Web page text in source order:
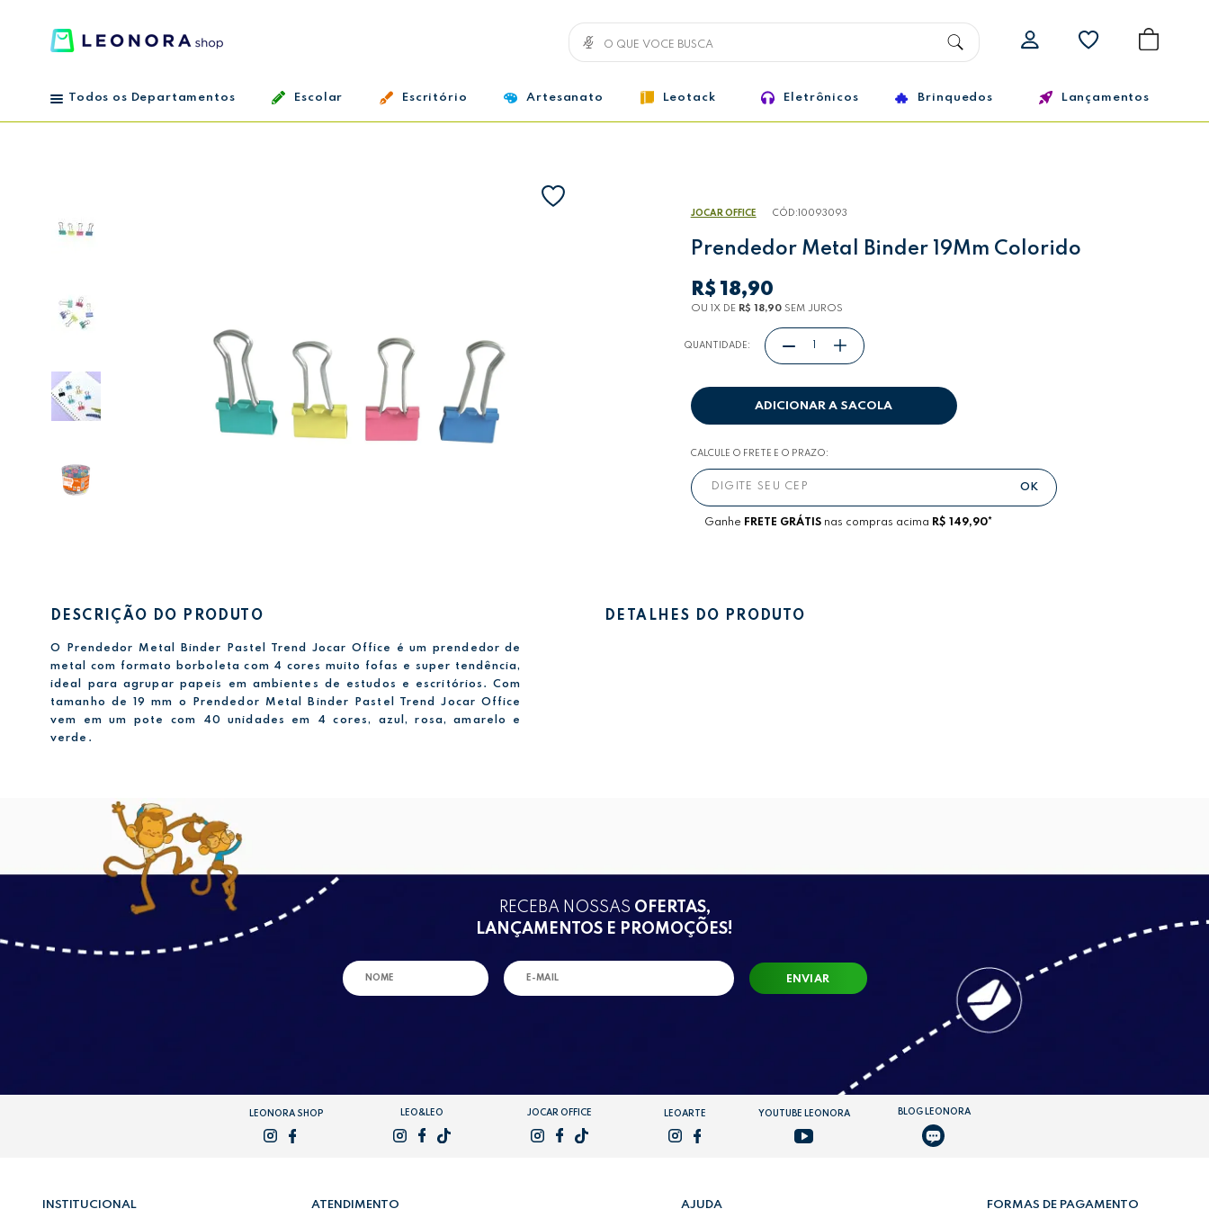
Todos os Departamentos Escolar Escritório Artesanato Leotack Eletrônicos Brinquedos Lançamentos
JOCAR OFFICE CÓD: 10093093
Prendedor Metal Binder 19Mm Colorido
R$ 18,90
OU 1XDE R$ 18,90SEM JUROS
QUANTIDADE:
ADICIONAR A SACOLA
CALCULE O FRETE E O PRAZO:
Ganhe FRETE GRÁTISnas compras acima R$ 149,90*
DESCRIÇÃO DO PRODUTO
O Prendedor Metal Binder Pastel Trend Jocar Office é um prendedor de
metal com formato borboleta com 4 cores muito fofas e super tendência,
ideal para agrupar papeis em ambientes de estudos e escritórios. Com
tamanho de 19 mm o Prendedor Metal Binder Pastel Trend Jocar Office
vem em um pote com 40 unidades em 4 cores, azul, rosa, amarelo e
verde.
DETALHES DO PRODUTO
RECEBA NOSSAS OFERTAS,
LANÇAMENTOS E PROMOÇÕES!
ENVIAR
LEONORA SHOP LEO&LEO JOCAR OFFICE LEOARTE YOUTUBE LEONORA BLOG LEONORA
INSTITUCIONAL ATENDIMENTO AJUDA FORMAS DE PAGAMENTO